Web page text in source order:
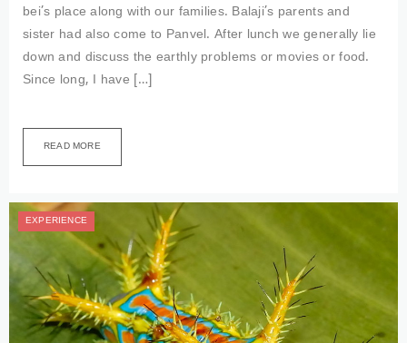
bei’s place along with our families. Balaji’s parents and
sister had also come to Panvel. After lunch we generally lie
down and discuss the earthly problems or movies or food.
Since long, I have […]
READ MORE
EXPERIENCE